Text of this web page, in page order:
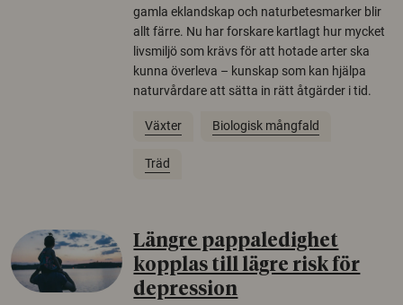
gamla eklandskap och naturbetesmarker blir
allt färre. Nu har forskare kartlagt hur mycket
livsmiljö som krävs för att hotade arter ska
kunna överleva – kunskap som kan hjälpa
naturvårdare att sätta in rätt åtgärder i tid.
Växter Biologisk mångfald
Träd
Längre pappaledighet
kopplas till lägre risk för
depression